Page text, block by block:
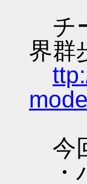
チ
界群
今
・